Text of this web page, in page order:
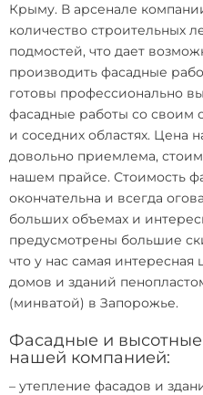
Крыму. В арсенале
количество строительных
подмостей, что дает
производить фасадные
готовы профессионально
фасадные работы со своим
и соседних областях. Цена
довольно приемлема,
нашем прайсе. Стоимость
окончательна и всегда
больших объемах и
предусмотрены большие
что у нас самая интересная
домов и зданий
(минватой) в Запорожье.
Фасадные и
нашей компанией:
– утепление фасадов и